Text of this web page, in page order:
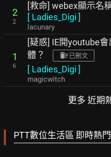
2
2
[救命] webex顯示名
[ Ladies_Digi ]
lacunary
1
6
[疑惑] IE開youtube
體？
已刪文
[ Ladies_Digi ]
magicwitch
更多 近期
PTT數位生活區 即時熱